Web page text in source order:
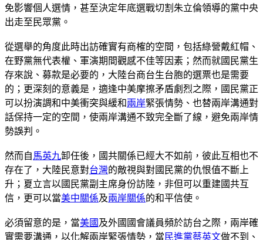
免影響個人選情，甚至決定年底選戰切割朱立倫領導的黨中央
出走至民眾黨。
從選舉的角度此時出訪確實有商榷的空間，包括綠營戴紅帽、
在野黨無代表權、軍演期間觀感不佳等因素；然而就國民黨生
存來說、募款是必要的，大陸台商台生台胞的選票也是需要
的；更深刻的意義是，適逢中美摩擦矛盾劇烈之際，國民黨正
可以扮演調和中美衝突與緩和兩岸緊張情勢、也替兩岸溝通對
話保持一定的空間，使兩岸溝通不致完全斷了線，避免兩岸情
勢誤判。
然而自 馬英九卸任後，國共關係已經大不如前，彼此互相也不
存在了，大陸民意對台灣的敵視與對國民黨的仇恨值不斷上
升；夏立言以國民黨副主席身份訪陸，非但可以重建國共互
信，更可以當美中關係及兩岸關係的和平信使。
必須留意的是，當美國 及外國國會議員頻於訪台之際，兩岸確
實需要溝通，以化解兩岸緊張情勢，當 民進黨蔡英文做不到、